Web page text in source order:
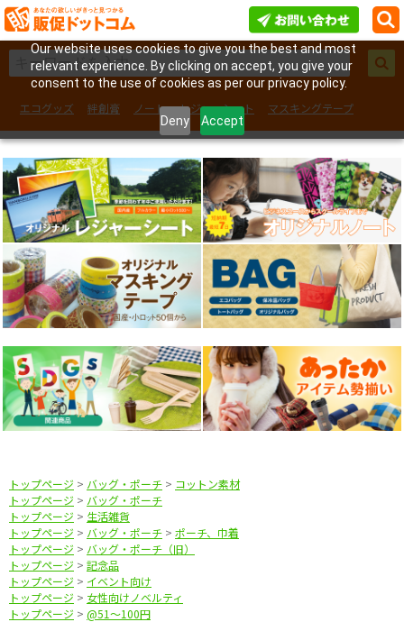
Our website uses cookies to give you the best and most
relevant experience. By clicking on accept, you give your
consent to the use of cookies as per our privacy policy.
Deny Accept
エコグッズ 絆創膏 ノート レジャーシート
マスキングテープ
フェイスシール
トップページ > バッグ・ポーチ > コットン素材
トップページ > バッグ・ポーチ
トップページ > 生活雑貨
トップページ > バッグ・ポーチ > ポーチ、巾着
トップページ > バッグ・ポーチ（旧）
トップページ > 記念品
トップページ > イベント向け
トップページ > 女性向けノベルティ
トップページ > @51〜100円